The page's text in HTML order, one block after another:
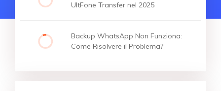
UltFone Transfer nel 2025
Backup WhatsApp Non Funziona:
Come Risolvere il Problema?